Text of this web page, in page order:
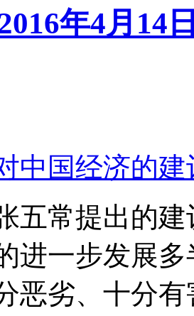
年4月14
中国经济的
五常提出的
进一步发展
恶劣、十分